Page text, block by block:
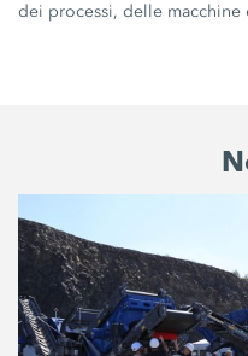
dei processi, delle macchine